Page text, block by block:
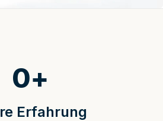
Erfahrung
0+